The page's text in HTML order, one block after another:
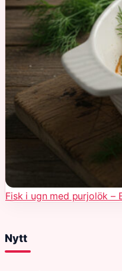
Fisk i ugn med purjolök –
Nytt